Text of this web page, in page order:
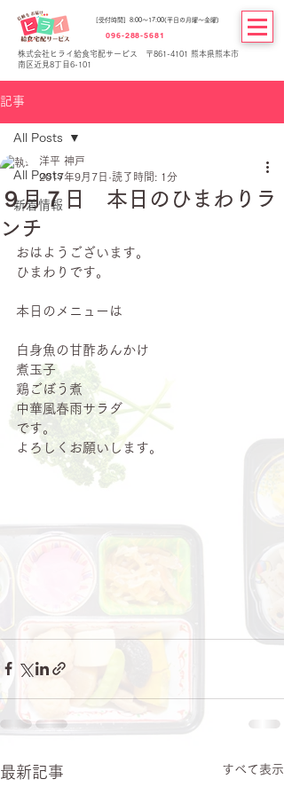
[受付時間] 8:00～17:00(平日の月曜～金曜)
096-288-5681
株式会社ヒライ給食宅配サービス 〒861-4101 熊本県熊本市
南区近見8丁目6-101
記事
All Posts
新着情報
All Posts
９月７日 本日のひまわりラ
ンチ
洋平 神戸
2017年9月7日 読了時間: 1分
おはようございます。
ひまわりです。
本日のメニューは
白身魚の甘酢あんかけ
煮玉子
鶏ごぼう煮
中華風春雨サラダ
です。
よろしくお願いします。
最新記事 すべて表示